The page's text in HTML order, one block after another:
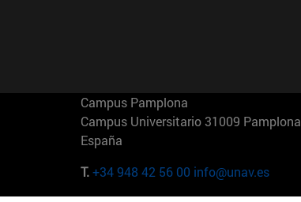
Campus Pamplona
Campus Universitario 31009 Pamplona
España
T.+34 948 42 56 00 info@unav.es